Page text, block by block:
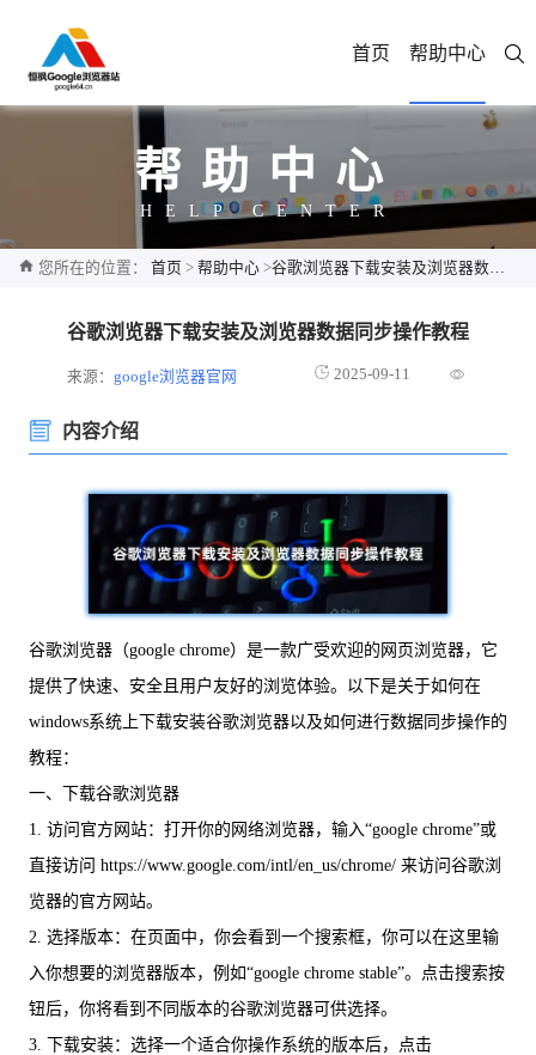
首页 帮助中心
帮助中心
HELP CENTER
您所在的位置： 首页 > 帮助中心 >谷歌浏览器下载安装及浏览器数据同步操作教程
谷歌浏览器下载安装及浏览器数据同步操作教程
来源：google浏览器官网 2025-09-11
内容介绍
谷歌浏览器（google chrome）是一款广受欢迎的网页浏览器，它
提供了快速、安全且用户友好的浏览体验。以下是关于如何在
windows系统上下载安装谷歌浏览器以及如何进行数据同步操作的
教程：
一、下载谷歌浏览器
1. 访问官方网站：打开你的网络浏览器，输入“google chrome”或
直接访问 https://www.google.com/intl/en_us/chrome/ 来访问谷歌浏
览器的官方网站。
2. 选择版本：在页面中，你会看到一个搜索框，你可以在这里输
入你想要的浏览器版本，例如“google chrome stable”。点击搜索按
钮后，你将看到不同版本的谷歌浏览器可供选择。
3. 下载安装：选择一个适合你操作系统的版本后，点击